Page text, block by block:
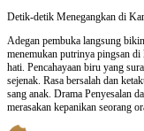
Detik-detik Menegangkan di
Adegan pembuka langsung
menemukan putrinya pingsan
hati. Pencahayaan biru yang
sejenak. Rasa bersalah dan
sang anak. Drama Penyesalan
merasakan kepanikan seorang